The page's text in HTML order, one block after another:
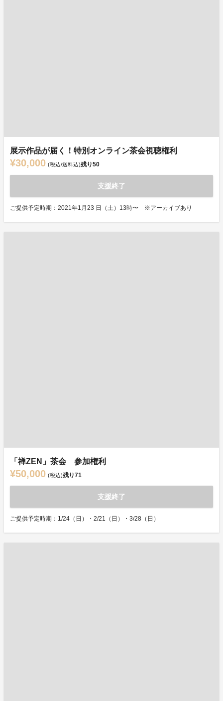
展示作品が届く！特別オンライン茶会視聴権利
¥30,000 (税込/送料込)残り50
支援終了
ご提供予定時期：2021年1月23 日（土）13時〜 ※アーカイブあり
「禅ZEN」茶会 参加権利
¥50,000 (税込)残り71
支援終了
ご提供予定時期：1/24（日）・2/21（日）・3/28（日）